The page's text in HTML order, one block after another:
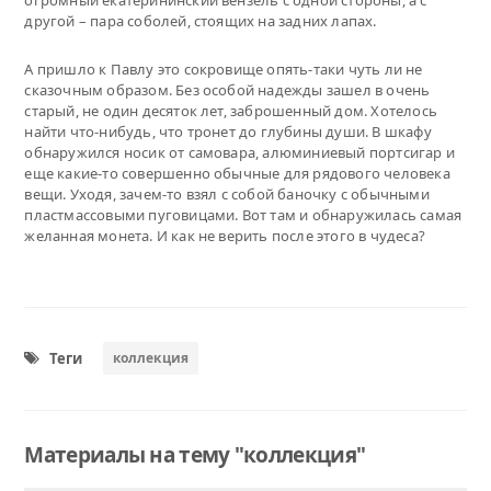
другой – пара соболей, стоящих на задних лапах.
А пришло к Павлу это сокровище опять-таки чуть ли не
сказочным образом. Без особой надежды зашел в очень
старый, не один десяток лет, заброшенный дом. Хотелось
найти что-нибудь, что тронет до глубины души. В шкафу
обнаружился носик от самовара, алюминиевый портсигар и
еще какие-то совершенно обычные для рядового человека
вещи. Уходя, зачем-то взял с собой баночку с обычными
пластмассовыми пуговицами. Вот там и обнаружилась самая
желанная монета. И как не верить после этого в чудеса?
Теги коллекция
Материалы на тему "коллекция"